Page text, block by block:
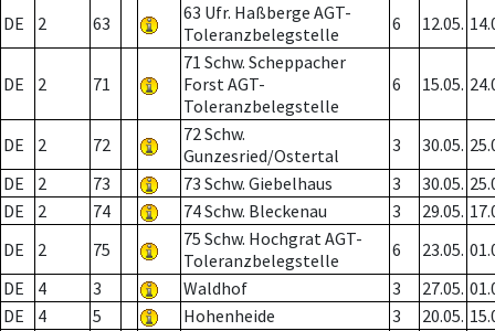
DE 2 63
63 Ufr. Haßberge AGT-
Toleranzbelegstelle
6 12.05.
DE 2 71
71 Schw. Scheppacher
Forst AGT-
Toleranzbelegstelle
6 15.05.
DE 2 72
72 Schw.
Gunzesried/Ostertal
3 30.05.
DE
2 73 73 Schw. Giebelhaus 3 30.05.
DE
2 74 74 Schw. Bleckenau 3 29.05.
DE
2 75
75 Schw. Hochgrat AGT-
Toleranzbelegstelle
6 23.05.
DE
4 3 Waldhof 3 27.05.
DE
4 5 Hohenheide 3 20.05.